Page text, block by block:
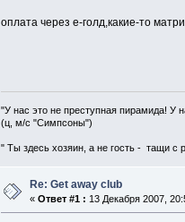
оплата через е-голд,какие-то
"У нас это не преступная пирамида! У
(ц, м/с "Симпсоны")
" Ты здесь хозяин, а не гость - тащи с
Re: Get away club
«Ответ #1 : 13 Декабря 2007,